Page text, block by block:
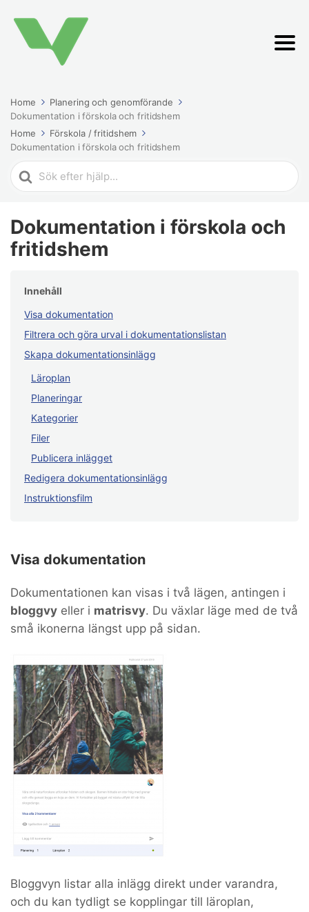
Home
Planering och genomförande
Dokumentation i förskola och fritidshem
Home
Förskola / fritidshem
Dokumentation i förskola och fritidshem
Search
For
Dokumentation i förskola och
fritidshem
Innehåll
Visa dokumentation
Filtrera och göra urval i dokumentationslistan
Skapa dokumentationsinlägg
Läroplan
Planeringar
Kategorier
Filer
Publicera inlägget
Redigera dokumentationsinlägg
Instruktionsfilm
Visa dokumentation
Dokumentationen kan visas i två lägen, antingen i
bloggvy eller i matrisvy. Du växlar läge med de två
små ikonerna längst upp på sidan.
Bloggvyn listar alla inlägg direkt under varandra,
och du kan tydligt se kopplingar till läroplan,